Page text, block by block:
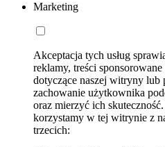
Marketing
Akceptacja tych usług
reklamy, treści
dotyczące naszej witryny
zachowanie użytkownika
oraz mierzyć ich
korzystamy w tej witrynie z
trzecich: